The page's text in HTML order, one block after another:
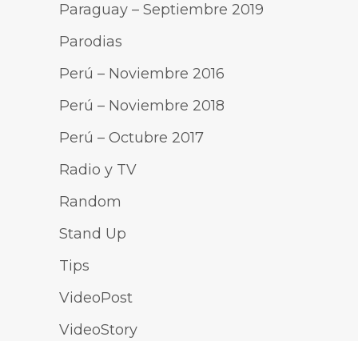
Paraguay – Septiembre 2019
Parodias
Perú – Noviembre 2016
Perú – Noviembre 2018
Perú – Octubre 2017
Radio y TV
Random
Stand Up
Tips
VideoPost
VideoStory